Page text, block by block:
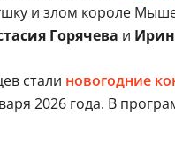
и злом короле
Горячева и
стали новогодние
2026 года. В